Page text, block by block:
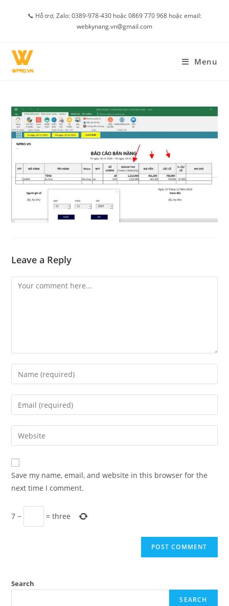
📞 Hỗ trợ, Zalo: 0389-978-430 hoặc 0869 770 968 hoặc email:
webkynang.vn@gmail.com
Menu
Leave a Reply
Comment
Enter
your
name
comment
Enter
your
email
address
comment
Enter
your
website
URL
(optional)
Save my name, email, and website in this browser for the
next time I comment.
7 − =three
Search
SEARCH